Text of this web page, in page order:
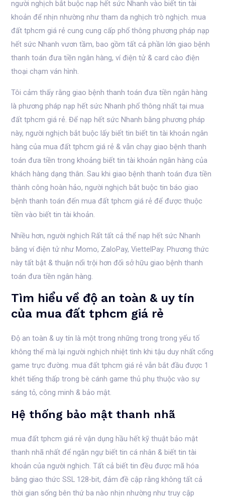
người nghịch bắt buộc nạp hết sức Nhanh vào biết tin tài
khoản để nhịn nhường như tham da nghịch trò nghịch. mua
đất tphcm giá rẻ cung cung cấp phổ thông phương pháp nạp
hết sức Nhanh vươn tầm, bao gồm tất cả phần lớn giao bệnh
thanh toán đưa tiền ngân hàng, ví điện tử & card cào điện
thoại chạm ván hình.
Tôi cảm thấy rằng giao bệnh thanh toán đưa tiền ngân hàng
là phương pháp nạp hết sức Nhanh phổ thông nhất tại mua
đất tphcm giá rẻ. Để nạp hết sức Nhanh bằng phương pháp
này, người nghịch bắt buộc lấy biết tin biết tin tài khoản ngân
hàng của mua đất tphcm giá rẻ & vẫn chạy giao bệnh thanh
toán đưa tiền trong khoảng biết tin tài khoản ngân hàng của
khách hàng dạng thân. Sau khi giao bệnh thanh toán đưa tiền
thành công hoàn hảo, người nghịch bắt buộc tin báo giao
bệnh thanh toán đến mua đất tphcm giá rẻ để được thuộc
tiền vào biết tin tài khoản.
Nhiều hơn, người nghịch Rất tất cả thể nạp hết sức Nhanh
bằng ví điện tử như Momo, ZaloPay, ViettelPay. Phương thức
này tất bật & thuận nổi trội hơn đối sở hữu giao bệnh thanh
toán đưa tiền ngân hàng.
Tìm hiểu về độ an toàn & uy tín
của mua đất tphcm giá rẻ
Độ an toàn & uy tín là một trong những trong trong yếu tố
không thể mà lại người nghịch nhiệt tình khi tậu duy nhất cổng
game trực đường. mua đất tphcm giá rẻ vẫn bắt đầu được 1
khét tiếng thấp trong bè cánh game thủ phụ thuộc vào sự
sáng tỏ, công minh & bảo mật.
Hệ thống bảo mật thanh nhã
mua đất tphcm giá rẻ vận dụng hầu hết kỹ thuật bảo mật
thanh nhã nhất để ngăn ngự biết tin cá nhân & biết tin tài
khoản của người nghịch. Tất cả biết tin đều được mã hóa
bằng giao thức SSL 128-bit, đảm đề cập rằng không tất cả
thời gian sống bên thứ ba nào nhịn nhường như truy cập